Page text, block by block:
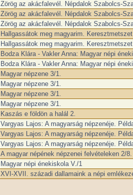
Zörög az akácfalevél. Népdalok Szabolcs-
Zörög az akácfalevél. Népdalok Szabolcs-
Zörög az akácfalevél. Népdalok Szabolcs-
Hallgassátok meg magyarim.
Hallgassátok meg magyarim.
Bodza Klára - Vakler Anna: Magyar népi
Bodza Klára - Vakler Anna: Magyar népi
Magyar népzene 3/1.
Magyar népzene 3/1.
Magyar népzene 3/1.
Magyar népzene 3/1.
Kaszás e földön a halál 2.
Vargyas Lajos: A magyarság népzenéje.
Vargyas Lajos: A magyarság népzenéje.
Vargyas Lajos: A magyarság népzenéje.
A magyar népének népzenei felvételeken 2/8.
Magyar népi énekiskola V./1
XVI-XVII. századi dallamaink a népi